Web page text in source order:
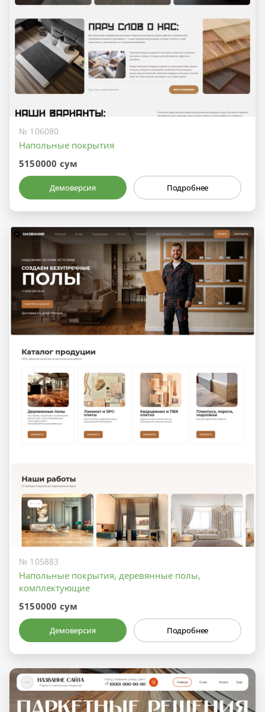
№ 106080
Напольные покрытия
5150000 сум
Демоверсия Подробнее
№ 105883
Напольные покрытия, деревянные полы,
комплектующие
5150000 сум
Демоверсия Подробнее